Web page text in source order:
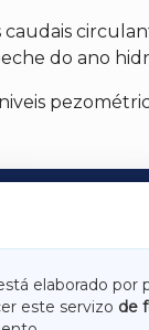
caudais
do ano
elaborado por
este servizo de